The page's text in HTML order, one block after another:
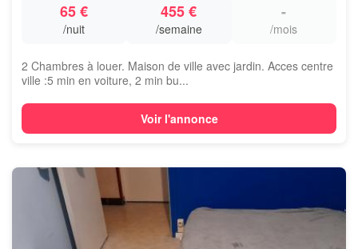
65 €
/nuit
455 €
/semaine
-
/mois
2 Chambres à louer. Maison de ville avec jardin. Acces centre
ville :5 min en voiture, 2 min bu...
Voir l'annonce